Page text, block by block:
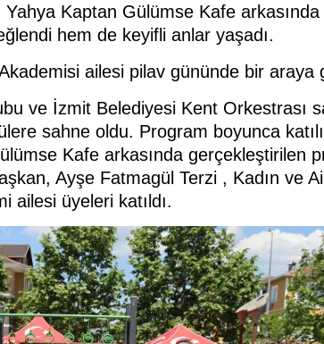
Kaptan Gülümse Kafe arkasında
hem de keyifli anlar yaşadı.
ailesi pilav gününde bir araya
ve İzmit Belediyesi Kent Orkestrası
sahne oldu. Program boyunca
Kafe arkasında gerçekleştirilen
Ayşe Fatmagül Terzi , Kadın ve
ailesi üyeleri katıldı.